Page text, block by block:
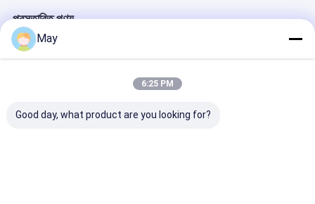
প্রস্তাবিত পণ্য
May
6:25 PM
Good day, what product are you looking for?